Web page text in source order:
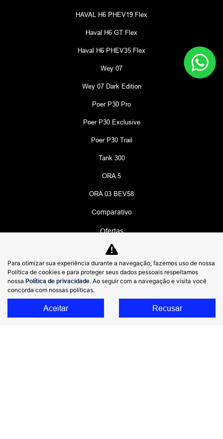
HAVAL H6 PHEV19 Flex
Haval H6 GT Flex
Haval H6 PHEV35 Flex
Wey 07
Wey 07 Dark Edition
Poer P30 Pro
Poer P30 Exclusive
Poer P30 Trail
Tank 300
ORA 5
ORA 03 BEV58
Comparativo
Ofertas
Seminovos
Assinatura
Assistência técnica
Para otimizar sua experiência durante a navegação, fazemos uso de nossa
Política de cookies e para proteger seus dados pessoais respeitamos
nossa Política de privacidade. Ao seguir com a navegação e visita você
concorda com nossas políticas.
Aceitar Recusar